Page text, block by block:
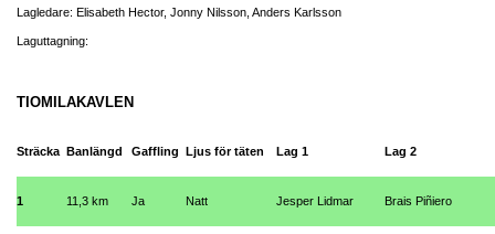
Lagledare: Elisabeth Hector, Jonny Nilsson, Anders Karlsson
Laguttagning:
TIOMILAKAVLEN
Sträcka Banlängd Gaffling Ljus för täten Lag 1 Lag 2
1 11,3 km Ja Natt Jesper Lidmar Brais Piñiero